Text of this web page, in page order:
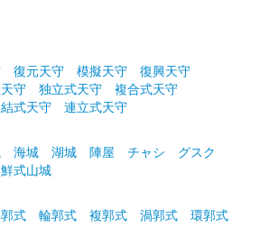
復元天守 模擬天守
復興天守
守 独立式天守
複合式天守
式天守
連立式天守
海城 湖城 陣屋 チャシ
グスク
式山城
式 輪郭式 複郭式 渦郭式
環郭式